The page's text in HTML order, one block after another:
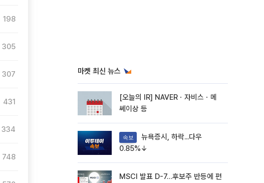
마켓 최신 뉴스
[오늘의 IR] NAVERㆍ자비스ㆍ메
쎄이상 등
속보
0.85%↓
MSCI 발표 D-7…후보주 반등에 편